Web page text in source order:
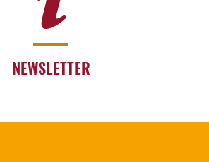
NEWSLETTER